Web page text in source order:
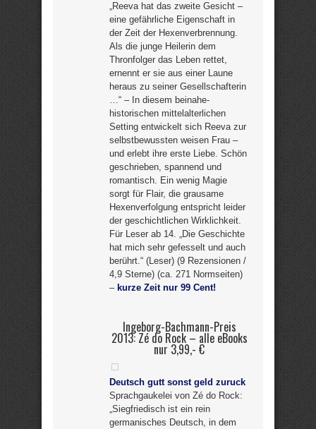
„Reeva hat das zweite Gesicht –
eine gefährliche Eigenschaft in
der Zeit der Hexenverbrennung.
Als die junge Heilerin dem
Thronfolger das Leben rettet,
ernennt er sie aus einer Laune
heraus zu seiner Gesellschafterin
…“ – In diesem beinahe-
historischen mittelalterlichen
Setting entwickelt sich Reeva zur
selbstbewussten weisen Frau –
und erlebt ihre erste Liebe. Schön
geschrieben, spannend und
romantisch. Ein wenig Magie
sorgt für Flair, die grausame
Hexenverfolgung entspricht leider
der geschichtlichen Wirklichkeit.
Für Leser ab 14. „Die Geschichte
hat mich sehr gefesselt und auch
berührt.“ (Leser) (9 Rezensionen /
4,9 Sterne) (ca. 271 Normseiten)
– kurze Zeit nur 99 Cent!
Ingeborg-Bachmann-Preis
2013: Zé do Rock – alle eBooks
nur 3,99,- €
Deutsch gutt sonst geld zuruck
Sprachgaukelei von Zé do Rock:
„Siegfriedisch ist ein rein
germanisches Deutsch, in dem